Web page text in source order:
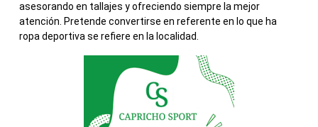
asesorando en tallajes y ofreciendo siempre la mejor
atención. Pretende convertirse en referente en lo que ha
ropa deportiva se refiere en la localidad.